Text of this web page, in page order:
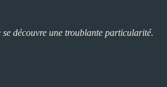
se découvre une troublante particularité.